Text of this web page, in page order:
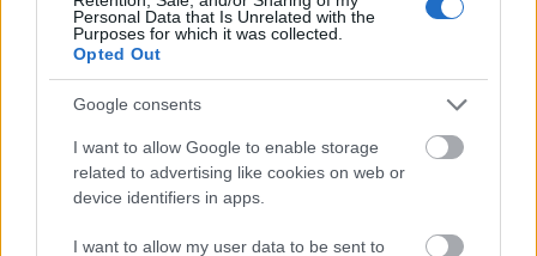
Personal Data that Is Unrelated with the
Purposes for which it was collected.
Opted Out
Google consents
I want to allow Google to enable storage
related to advertising like cookies on web or
device identifiers in apps.
I want to allow my user data to be sent to
Új gyalogosátkelők és jelzőlámpás
csomópont épül Angyalföldön
Másfélszeresére bővítik
Hódmezővásárhely jó hírű református
iskoláját